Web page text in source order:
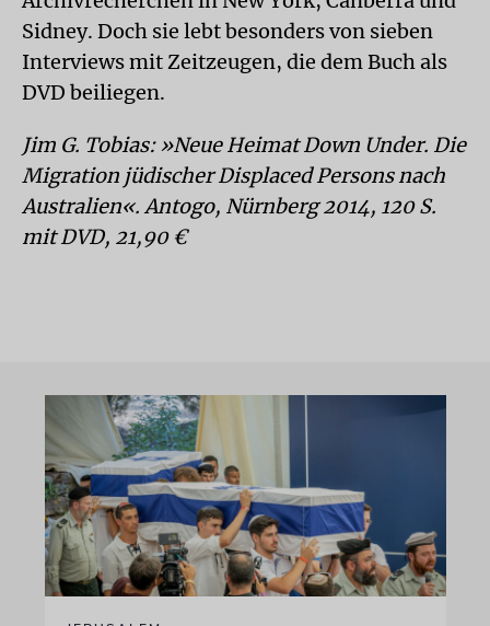
Sidney. Doch sie lebt besonders von sieben
Interviews mit Zeitzeugen, die dem Buch als
DVD beiliegen.
Jim G. Tobias: »Neue Heimat Down Under. Die
Migration jüdischer Displaced Persons nach
Australien«. Antogo, Nürnberg 2014, 120 S.
mit DVD, 21,90 €